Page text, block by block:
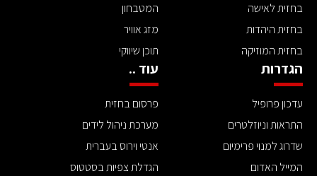
בחזית לאישה
בחזית היהדות
בחזית המוזיקה
המטבחון
מזג אוויר
תוכן שיווקי
הגדרות
עדכון פרופיל
התראות וניוזלטרים
שדרוג למנוי פרימיום
המייל האדום
עוד ..
פרסום בחזית
מערכת ניהול לידים
אנטי וירוס בעברית
הגדלת צפיות בסטטוס